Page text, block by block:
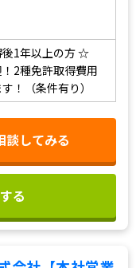
1年以上の方☆
2種免許取得費用
！（条件有り）
談してみる
る